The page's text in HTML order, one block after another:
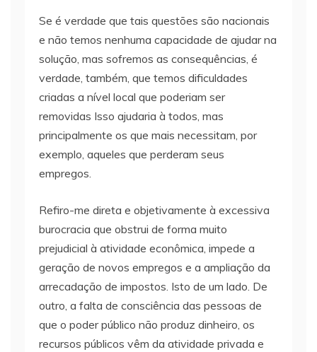
Se é verdade que tais questões são nacionais
e não temos nenhuma capacidade de ajudar na
solução, mas sofremos as consequências, é
verdade, também, que temos dificuldades
criadas a nível local que poderiam ser
removidas Isso ajudaria à todos, mas
principalmente os que mais necessitam, por
exemplo, aqueles que perderam seus
empregos.
Refiro-me direta e objetivamente à excessiva
burocracia que obstrui de forma muito
prejudicial à atividade econômica, impede a
geração de novos empregos e a ampliação da
arrecadação de impostos. Isto de um lado. De
outro, a falta de consciência das pessoas de
que o poder público não produz dinheiro, os
recursos públicos vêm da atividade privada e